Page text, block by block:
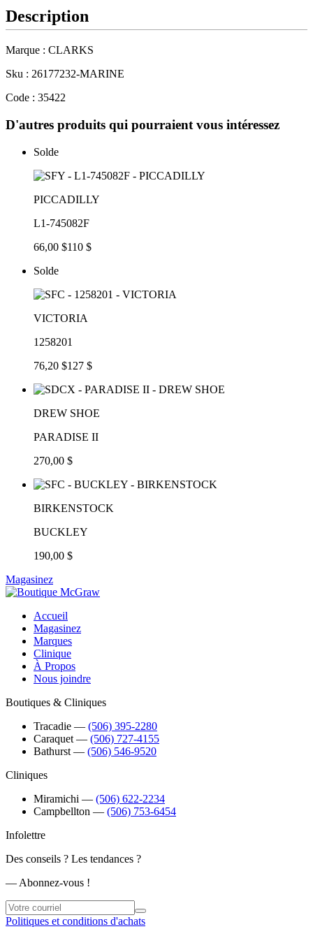
Description
Marque : CLARKS
Sku : 26177232-MARINE
Code : 35422
D'autres produits qui pourraient vous intéressez
Solde
PICCADILLY
L1-745082F
66,00 $110 $
Solde
VICTORIA
1258201
76,20 $127 $
DREW SHOE
PARADISE II
270,00 $
BIRKENSTOCK
BUCKLEY
190,00 $
Magasinez
Accueil
Magasinez
Marques
Clinique
À Propos
Nous joindre
Boutiques & Cliniques
Tracadie ― (506) 395-2280
Caraquet ― (506) 727-4155
Bathurst ― (506) 546-9520
Cliniques
Miramichi ― (506) 622-2234
Campbellton ― (506) 753-6454
Infolettre
Des conseils ? Les tendances ?
― Abonnez-vous !
Politiques et conditions d'achats